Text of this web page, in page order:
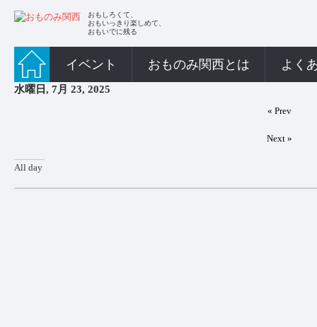
おもしろくて、
おもいっきり楽しめて、
おもいでに残る
イベント おものみ関西とは よく
水曜日, 7月 23, 2025
« Prev
Next »
All day